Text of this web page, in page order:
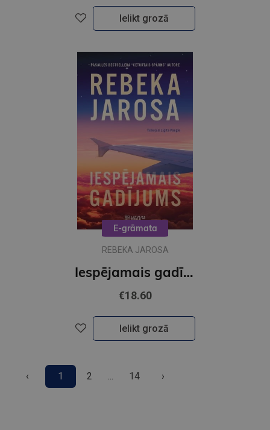
Ielikt grozā
E-grāmata
REBEKA JAROSA
Iespējamais gadījums (e-grāmata)
€18.60
Ielikt grozā
‹ 1 2 ... 14 ›